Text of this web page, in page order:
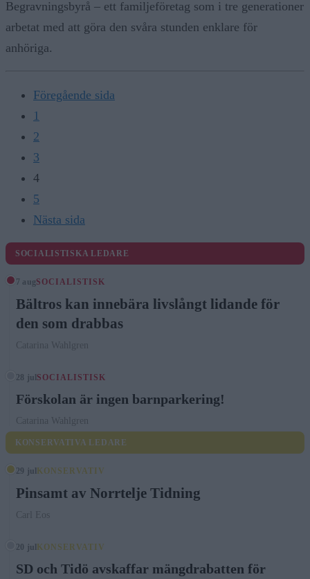
Begravningsbyrå – ett familjeföretag som i tre generationer
arbetat med att göra den svåra stunden enklare för
anhöriga.
Föregående sida
1
2
3
4
5
Nästa sida
SOCIALISTISKA LEDARE
7 augSOCIALISTISK
Bältros kan innebära livslångt lidande för
den som drabbas
Catarina Wahlgren
28 jul SOCIALISTISK
Förskolan är ingen barnparkering!
Catarina Wahlgren
KONSERVATIVA LEDARE
29 jul KONSERVATIV
Pinsamt av Norrtelje Tidning
Carl Eos
20 jul KONSERVATIV
SD och Tidö avskaffar mängdrabatten för